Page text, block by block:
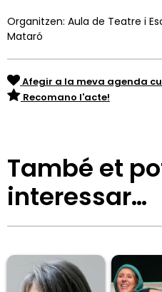
Organitzen: Aula de Teatre i
Mataró
Afegir a la meva agenda
Recomano l'acte!
També et
interessar…